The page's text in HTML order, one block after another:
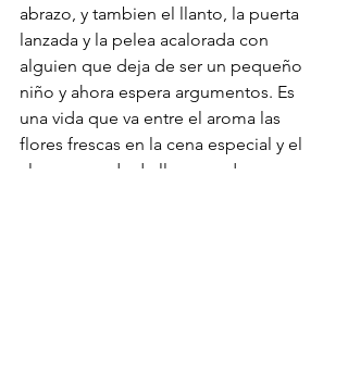
abrazo, y tambien el llanto, la puerta
lanzada y la pelea acalorada con
alguien que deja de ser un pequeño
niño y ahora espera argumentos. Es
una vida que va entre el aroma las
flores frescas en la cena especial y el
alma arrugada de llorar en desespero,